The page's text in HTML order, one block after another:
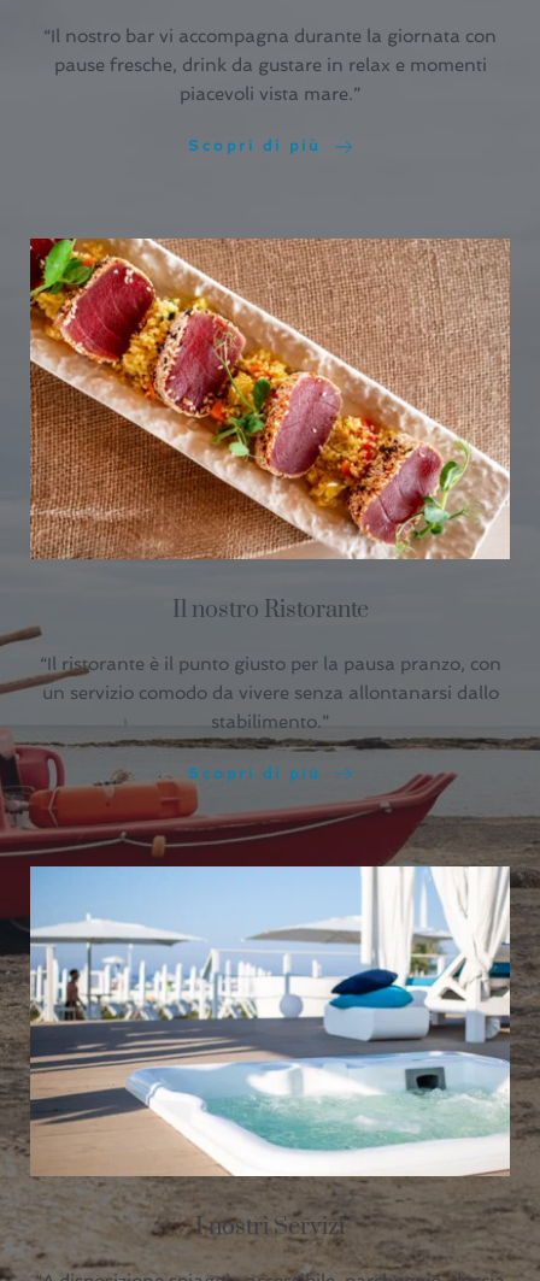
“Il nostro bar vi accompagna durante la giornata con
pause fresche, drink da gustare in relax e momenti
piacevoli vista mare.”
Scopri di più
Il nostro Ristorante
“Il ristorante è il punto giusto per la pausa pranzo, con
un servizio comodo da vivere senza allontanarsi dallo
stabilimento.”
Scopri di più
I nostri Servizi